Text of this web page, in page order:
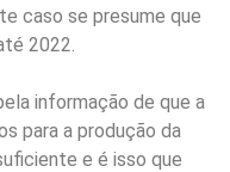
caso se presume que
2022.
informação de que a
para a produção da
e é isso que